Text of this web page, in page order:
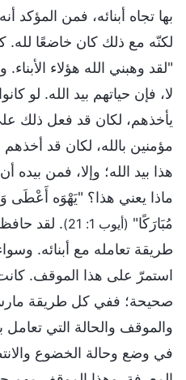
بها تجاه أبنائه، فمن
لكنّه مع ذلك كان خاضعًا
"لقد وهبني الله هؤلاء
لا، فإن حياتهم بيد الله. لو
يأخذهم، لكان قد فعل ذلك
مؤمنين بالله، لكان قد
هذا بيد الله؛ وإلا، فمن بيده
ماذا يعني هذا؟ "يَهْوَه أَعْطَى
مُبَارَكًا" (أيوب 1: 21)
. لقد
طريقة تعامله مع أبنائه.
استمرّ على هذا الموقف.
صحيحة؛ ففي كل طريقة
والموقف والحالة التي
في وضع وحالة الخضوع